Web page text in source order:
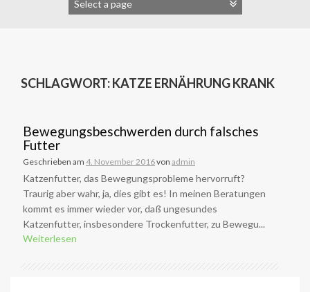
SCHLAGWORT:KATZE ERNÄHRUNG KRANK
Bewegungsbeschwerden durch falsches
Futter
Geschrieben am 4. November 2016von admin
Katzenfutter, das Bewegungsprobleme hervorruft?
Traurig aber wahr, ja, dies gibt es! In meinen Beratungen
kommt es immer wieder vor, daß ungesundes
Katzenfutter, insbesondere Trockenfutter, zu Bewegu...
Weiterlesen